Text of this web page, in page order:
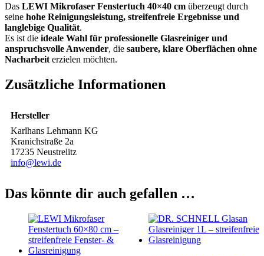
Das LEWI Mikrofaser Fenstertuch 40×40 cm überzeugt durch
seine hohe Reinigungsleistung, streifenfreie Ergebnisse und
langlebige Qualität.
Es ist die ideale Wahl für professionelle Glasreiniger und
anspruchsvolle Anwender, die saubere, klare Oberflächen ohne
Nacharbeit erzielen möchten.
Zusätzliche Informationen
Hersteller
Karlhans Lehmann KG
Kranichstraße 2a
17235 Neustrelitz
info@lewi.de
Das könnte dir auch gefallen …